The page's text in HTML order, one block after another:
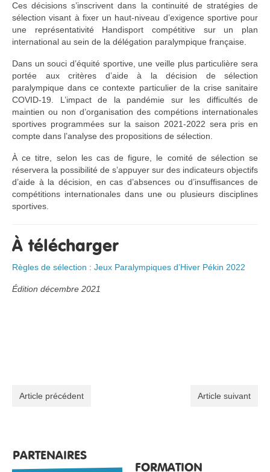
Ces décisions s’inscrivent dans la continuité de stratégies de
sélection visant à fixer un haut-niveau d’exigence sportive pour
une représentativité Handisport compétitive sur un plan
international au sein de la délégation paralympique française.
Dans un souci d’équité sportive, une veille plus particulière sera
portée aux critères d’aide à la décision de sélection
paralympique dans ce contexte particulier de la crise sanitaire
COVID-19. L’impact de la pandémie sur les difficultés de
maintien ou non d’organisation des compétions internationales
sportives programmées sur la saison 2021-2022 sera pris en
compte dans l’analyse des propositions de sélection.
À ce titre, selon les cas de figure, le comité de sélection se
réservera la possibilité de s’appuyer sur des indicateurs objectifs
d’aide à la décision, en cas d’absences ou d’insuffisances de
compétitions internationales dans une ou plusieurs disciplines
sportives.
À télécharger
Règles de sélection : Jeux Paralympiques d’Hiver Pékin 2022
Édition décembre 2021
Article précédent Article suivant
PARTENAIRES
FORMATION